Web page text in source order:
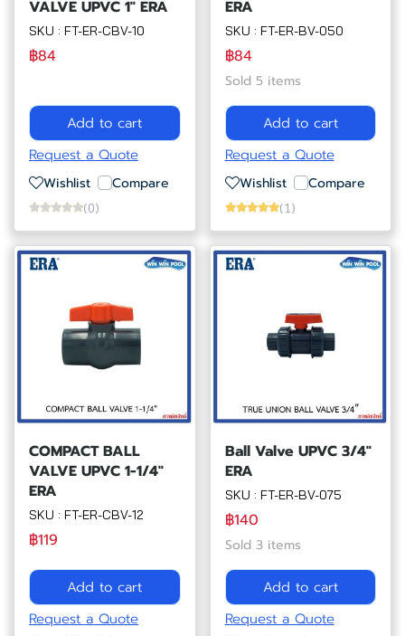
VALVE UPVC 1" ERA
SKU : FT-ER-CBV-10
฿84
Add to cart
Request a Quote
Wishlist Compare
(0)
ERA
SKU : FT-ER-BV-050
฿84
Sold 5 items
Add to cart
Request a Quote
Wishlist Compare
(1)
COMPACT BALL
VALVE UPVC 1-1/4"
ERA
SKU : FT-ER-CBV-12
฿119
Add to cart
Request a Quote
Ball Valve UPVC 3/4"
ERA
SKU : FT-ER-BV-075
฿140
Sold 3 items
Add to cart
Request a Quote